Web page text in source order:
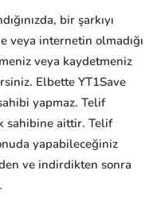
bir şarkıyı
internetin olmadığı
veya kaydetmeniz
Elbette YT1Save
yapmaz. Telif
sahibine aittir. Telif
yapabileceğiniz
ve indirdikten sonra